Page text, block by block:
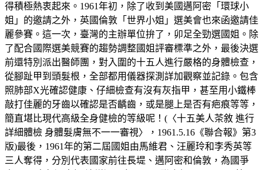
得積極熱衷起來。1961年初，除了收到美國邁阿密「環球小
姐」的邀請之外，英國倫敦「世界小姐」選美會也來函邀請佳
麗參賽。這一次，臺灣的主辦單位拚了，卯足全勁選國姐。除
了配合國際選美競賽的趨勢調整國姐評審標準之外，最後決選
前還特別派出醫師團，對入圍的十五人進行嚴格的身體檢查，
從腳趾甲到頭髮根，全部都用儀器探測詳加觀察並記錄。包含
照肺部X光確認健康、仔細檢查有沒有灰指甲，甚至用小鐵棒
敲打佳麗的牙齒以確認是否齲齒，或是腿上是否有疤痕等等，
簡直堪比現代高級全身健檢的等級呢！(〈十五美人茶敘 進行
詳細體檢 身體髮膚無不一一審視〉，1961.5.16《聯合報》第3
版)最後，1961年的第二屆國姐由馬維君、汪麗玲和李秀英等
三人奪得，分別代表國家前往長堤、邁阿密和倫敦，為國爭